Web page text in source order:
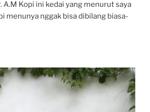
Kopi ini kedai yang menurut saya
menunya nggak bisa dibilang biasa-